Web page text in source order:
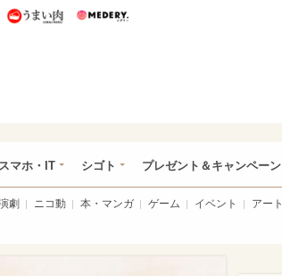
うまいパン うまい肉
スマホ・IT シゴト プレゼント＆キャンペーン
劇 ニコ動 本・マンガ ゲーム イベント アート